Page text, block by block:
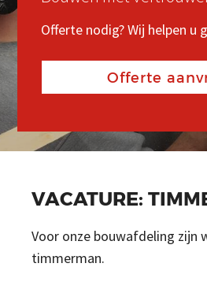
Offerte nodig? Wij helpen u
Offerte
Offerte nodig? Wij helpen u
Offerte
Offerte nodig? Wij helpen u
Offerte
VACATURE:
Voor onze bouwafdeling zijn
timmerman.